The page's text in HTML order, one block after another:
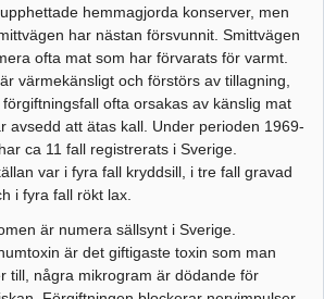
hemmagjorda konserver, men
har nästan försvunnit. Smittvägen
ofta mat som har förvarats för varmt.
värmekänsligt och förstörs av tillagning,
ofta orsakas av känslig mat
avsedd att ätas kall. Under perioden 1969-
ca 11 fall registrerats i Sverige.
var i fyra fall kryddsill, i tre fall gravad
i fyra fall rökt lax.
är numera sällsynt i Sverige.
är det giftigaste toxin som man
till, några mikrogram är dödande för